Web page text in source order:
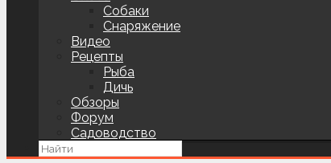
Собаки
Снаряжение
Видео
Рецепты
Рыба
Дичь
Обзоры
Форум
Садоводство